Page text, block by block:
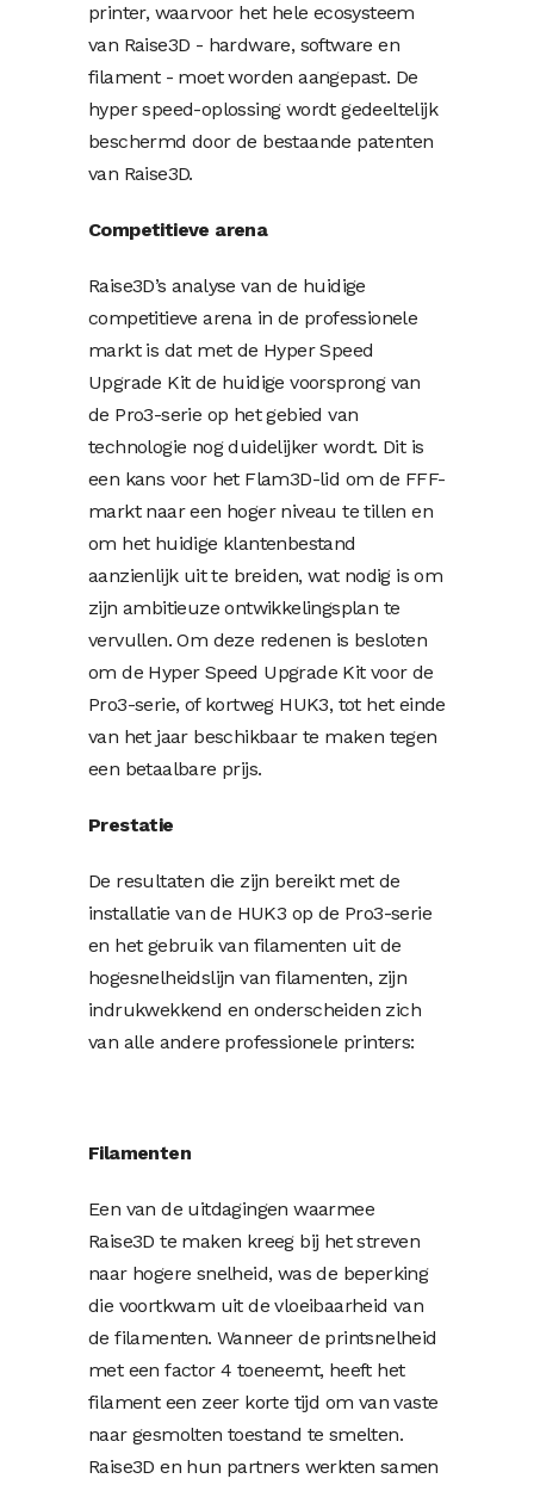
printer, waarvoor het hele ecosysteem
van Raise3D - hardware, software en
filament - moet worden aangepast. De
hyper speed-oplossing wordt gedeeltelijk
beschermd door de bestaande patenten
van Raise3D.
Competitieve arena
Raise3D’s analyse van de huidige
competitieve arena in de professionele
markt is dat met de Hyper Speed ​​
Upgrade Kit de huidige voorsprong van
de Pro3-serie op het gebied van
technologie nog duidelijker wordt. Dit is
een kans voor het Flam3D-lid om de FFF-
markt naar een hoger niveau te tillen en
om het huidige klantenbestand
aanzienlijk uit te breiden, wat nodig is om
zijn ambitieuze ontwikkelingsplan te
vervullen. Om deze redenen is besloten
om de Hyper Speed ​​Upgrade Kit voor de
Pro3-serie, of kortweg HUK3, tot het einde
van het jaar beschikbaar te maken tegen
een betaalbare prijs.
Prestatie
De resultaten die zijn bereikt met de
installatie van de HUK3 op ​​de Pro3-serie
en het gebruik van filamenten uit de
hogesnelheidslijn van filamenten, zijn
indrukwekkend en onderscheiden zich
van alle andere professionele printers:
Filamenten
Een van de uitdagingen waarmee
Raise3D te maken kreeg bij het streven
naar hogere snelheid, was de beperking
die voortkwam uit de vloeibaarheid van
de filamenten. Wanneer de printsnelheid
met een factor 4 toeneemt, heeft het
filament een zeer korte tijd om van vaste
naar gesmolten toestand te smelten.
Raise3D en hun partners werkten samen